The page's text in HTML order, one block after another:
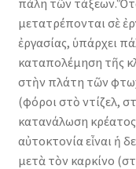
μετατρέπονται σὲ
ἐργασίας, ὑπάρχει
καταπολέμηση τῆς
στὴν πλάτη τῶν
(φόροι στὸ ντίζελ,
κατανάλωση
αὐτοκτονία εἶναι ἡ
μετὰ τὸν καρκίνο